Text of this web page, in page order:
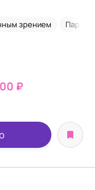
зрением
₽